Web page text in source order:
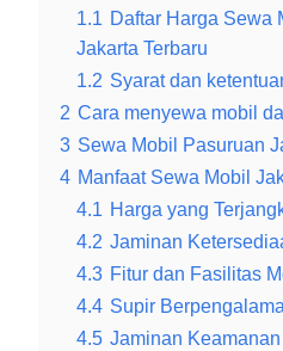
1.1 Daftar Harga Sewa
Jakarta Terbaru
1.2 Syarat dan
2 Cara menyewa mobil
3 Sewa Mobil Pasuruan
4 Manfaat Sewa Mobil
4.1 Harga yang
4.2 Jaminan
4.3 Fitur dan Fasilitas
4.4 Supir
4.5 Jaminan